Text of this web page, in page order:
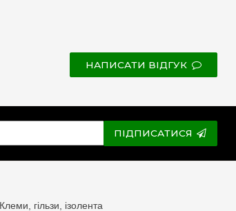
НАПИСАТИ ВІДГУК
ПІДПИСАТИСЯ
Клеми, гільзи, ізолента